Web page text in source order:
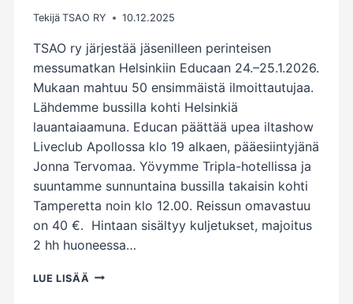
Tekijä TSAO RY 10.12.2025
TSAO ry järjestää jäsenilleen perinteisen
messumatkan Helsinkiin Educaan 24.–25.1.2026.
Mukaan mahtuu 50 ensimmäistä ilmoittautujaa.
Lähdemme bussilla kohti Helsinkiä
lauantaiaamuna. Educan päättää upea iltashow
Liveclub Apollossa klo 19 alkaen, pääesiintyjänä
Jonna Tervomaa. Yövymme Tripla-hotellissa ja
suuntamme sunnuntaina bussilla takaisin kohti
Tamperetta noin klo 12.00. Reissun omavastuu
on 40 €. Hintaan sisältyy kuljetukset, majoitus
2 hh huoneessa…
LUE LISÄÄ EDUCA